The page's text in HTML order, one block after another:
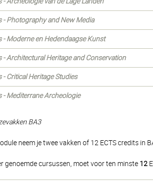
- Photography and New Media
- Moderne en Hedendaagse Kunst
- Architectural Heritage and Conservation
- Critical Heritage Studies
- Mediterrane Archeologie
BA3
neem je twee vakken of 12 ECTS credits in
genoemde cursussen, moet voor ten minste 12